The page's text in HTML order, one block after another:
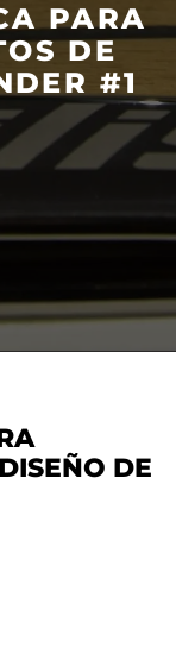
360D
PARA
DE
#1
DE